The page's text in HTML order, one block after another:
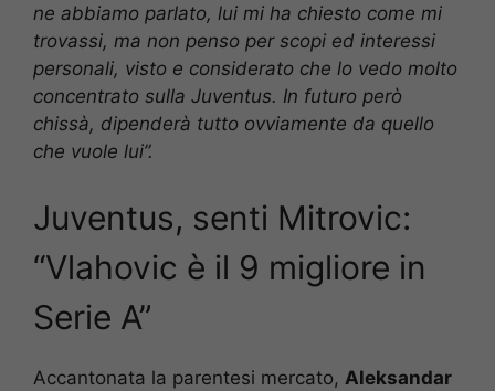
ne abbiamo parlato, lui mi ha chiesto come mi
trovassi, ma non penso per scopi ed interessi
personali, visto e considerato che lo vedo molto
concentrato sulla Juventus. In futuro però
chissà, dipenderà tutto ovviamente da quello
che vuole lui”.
Juventus, senti Mitrovic:
“Vlahovic è il 9 migliore in
Serie A”
Accantonata la parentesi mercato, Aleksandar